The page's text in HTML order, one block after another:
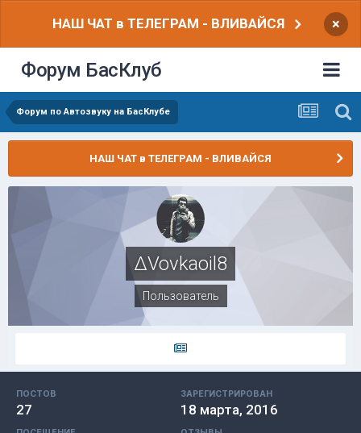
НАШ ЧАТ в ТЕЛЕГРАМ - ВЛИВАЙСЯ ×
Форум БасКлуб
Форум по Автозвуку на БасКлубе
НАШ ЧАТ в ТЕЛЕГРАМ - ВЛИВАЙСЯ
∆Vovkaoil8
Пользователь
ПОСТОВ
27
ЗАРЕГИСТРИРОВАН
18 марта, 2016